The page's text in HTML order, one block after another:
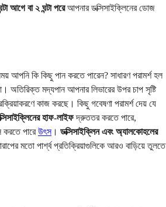
আগে বা ২ ঘন্টা পরেআপনার ডক্সিসাইক্লিনের ডোজ
আপনি কি কিছু পান করতে পারেন? সাধারণ পরামর্শ হল
অতিরিক্ত মদ্যপান আপনার লিভারের উপর চাপ সৃষ্টি
কাজ করছে। কিছু গবেষণা পরামর্শ দেয় যে
হাফ-লাইফদ্রুততর করতে পারে,
করতে পারেউৎস। ডক্সিসাইক্লিন এবং অ্যালকোহলের
মতো পার্শ্ব প্রতিক্রিয়াগুলিকে আরও বাড়িয়ে তুলতে